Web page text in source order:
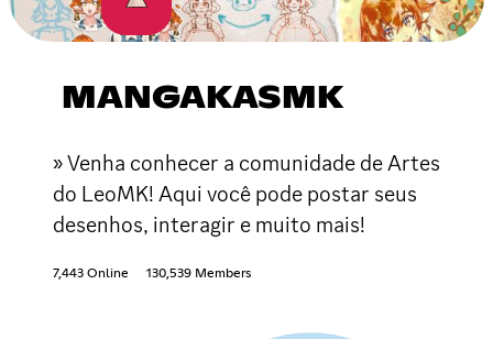
MANGAKASMK
» Venha conhecer a comunidade de Artes
do LeoMK! Aqui você pode postar seus
desenhos, interagir e muito mais!
7,443 Online 130,539 Members